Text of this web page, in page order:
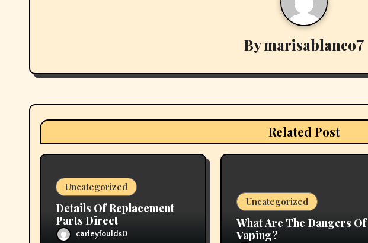
i
Bymarisablanco7
Related Post
Uncategorized
Details Of Replacement
Parts Direct
carleyfoulds0
Uncategorized
What Are The Dangers Of
Vaping?